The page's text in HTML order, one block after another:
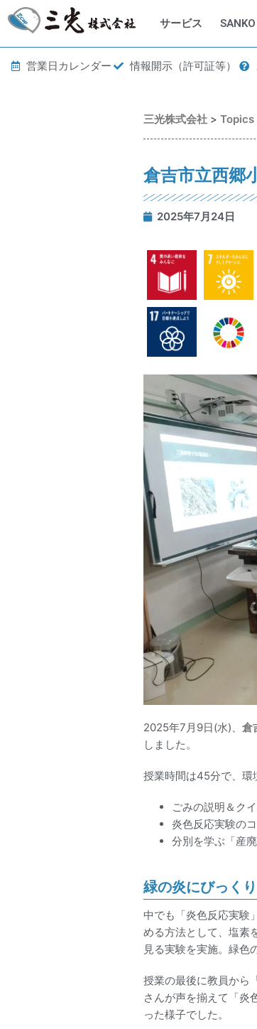
サービス
営業日カレンダー 情報開示（許可証等）
三光株式会社 > Topics
倉吉市立西郷
2025年7月24日
2025年7月9日(水)、 倉
しました。
授業時間は45分で、環
ごみの説明＆ク
炎色反応実験の
分別を学ぶ「産
緑の炎にびっく
中でも「炎色反応実験
める方法として、塩素
見る実験を実施。緑色
授業の最後に教員から
さんが声を揃えて「炎
った様子でした。